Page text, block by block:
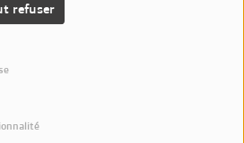
refuser
CONNECTER